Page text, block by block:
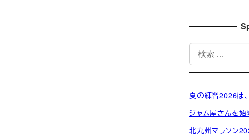
索
夏の練習2026は
ジャム屋さんを始
北九州マラソン